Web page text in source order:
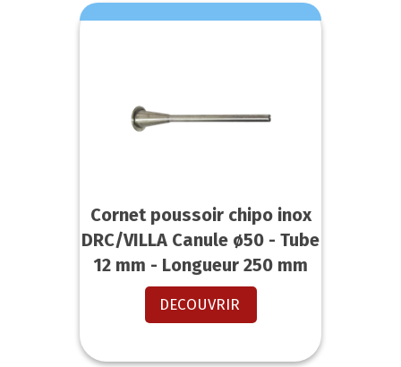
Cornet poussoir chipo inox
DRC/VILLA Canule ø50 - Tube
12 mm - Longueur 250 mm
DECOUVRIR